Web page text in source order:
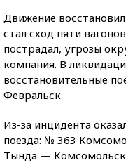
Движение
стал сход пяти
пострадал, угрозы
компания. В
восстановительные
Февральск.
Из-за инцидента
поезда: № 363
Тында —